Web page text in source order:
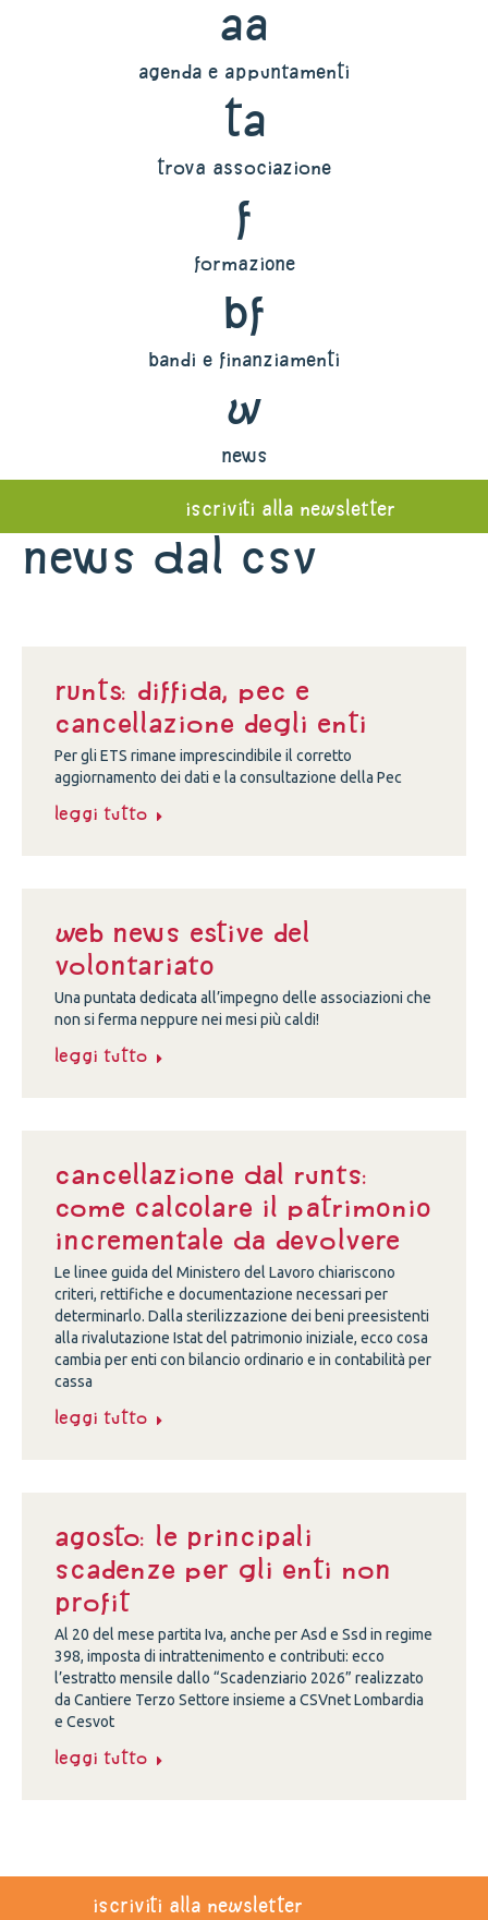
aa
agenda e appuntamenti
ta
trova associazione
f
formazione
bf
bandi e finanziamenti
w
news
iscriviti alla newsletter
News dal Csv
Runts: diffida, Pec e
cancellazione degli enti
Per gli ETS rimane imprescindibile il corretto
aggiornamento dei dati e la consultazione della Pec
Leggi tutto
Web news estive del
volontariato
Una puntata dedicata all’impegno delle associazioni che
non si ferma neppure nei mesi più caldi!
Leggi tutto
Cancellazione dal Runts:
come calcolare il patrimonio
incrementale da devolvere
Le linee guida del Ministero del Lavoro chiariscono
criteri, rettifiche e documentazione necessari per
determinarlo. Dalla sterilizzazione dei beni preesistenti
alla rivalutazione Istat del patrimonio iniziale, ecco cosa
cambia per enti con bilancio ordinario e in contabilità per
cassa
Leggi tutto
Agosto: le principali
scadenze per gli enti non
profit
Al 20 del mese partita Iva, anche per Asd e Ssd in regime
398, imposta di intrattenimento e contributi: ecco
l’estratto mensile dallo “Scadenziario 2026” realizzato
da Cantiere Terzo Settore insieme a CSVnet Lombardia
e Cesvot
Leggi tutto
iscriviti alla newsletter